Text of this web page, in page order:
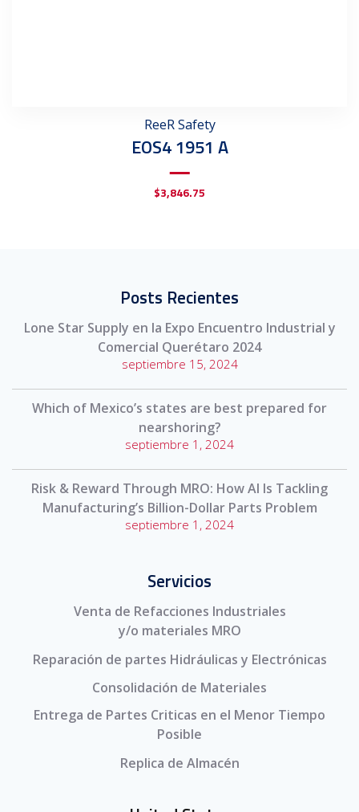
ReeR Safety
EOS4 1951 A
$3,846.75
Posts Recientes
Lone Star Supply en la Expo Encuentro Industrial y
Comercial Querétaro 2024
septiembre 15, 2024
Which of Mexico’s states are best prepared for
nearshoring?
septiembre 1, 2024
Risk & Reward Through MRO: How AI Is Tackling
Manufacturing’s Billion-Dollar Parts Problem
septiembre 1, 2024
Servicios
Venta de Refacciones Industriales
y/o materiales MRO
Reparación de partes Hidráulicas y Electrónicas
Consolidación de Materiales
Entrega de Partes Criticas en el Menor Tiempo
Posible
Replica de Almacén